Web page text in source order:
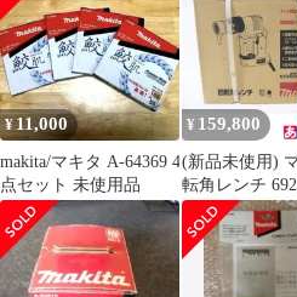
¥ 11,000
makita/マキタ A-64369 4
点セット 未使用品
¥ 159,800
(新品未使用)
転角レンチ
0088381607216